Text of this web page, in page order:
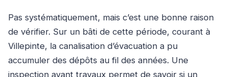
Pas systématiquement, mais c’est une bonne raison
de vérifier. Sur un bâti de cette période, courant à
Villepinte, la canalisation d’évacuation a pu
accumuler des dépôts au fil des années. Une
inspection avant travaux permet de savoir si un